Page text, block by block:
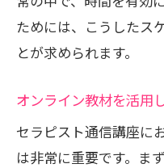
キャリアを加速
いつでもど
学習法
通信講座で身
自宅での学習
ためには、こうしたス
とが求められます。
オンライン教材を活用
セラピスト通信講座に
は非常に重要です。ま